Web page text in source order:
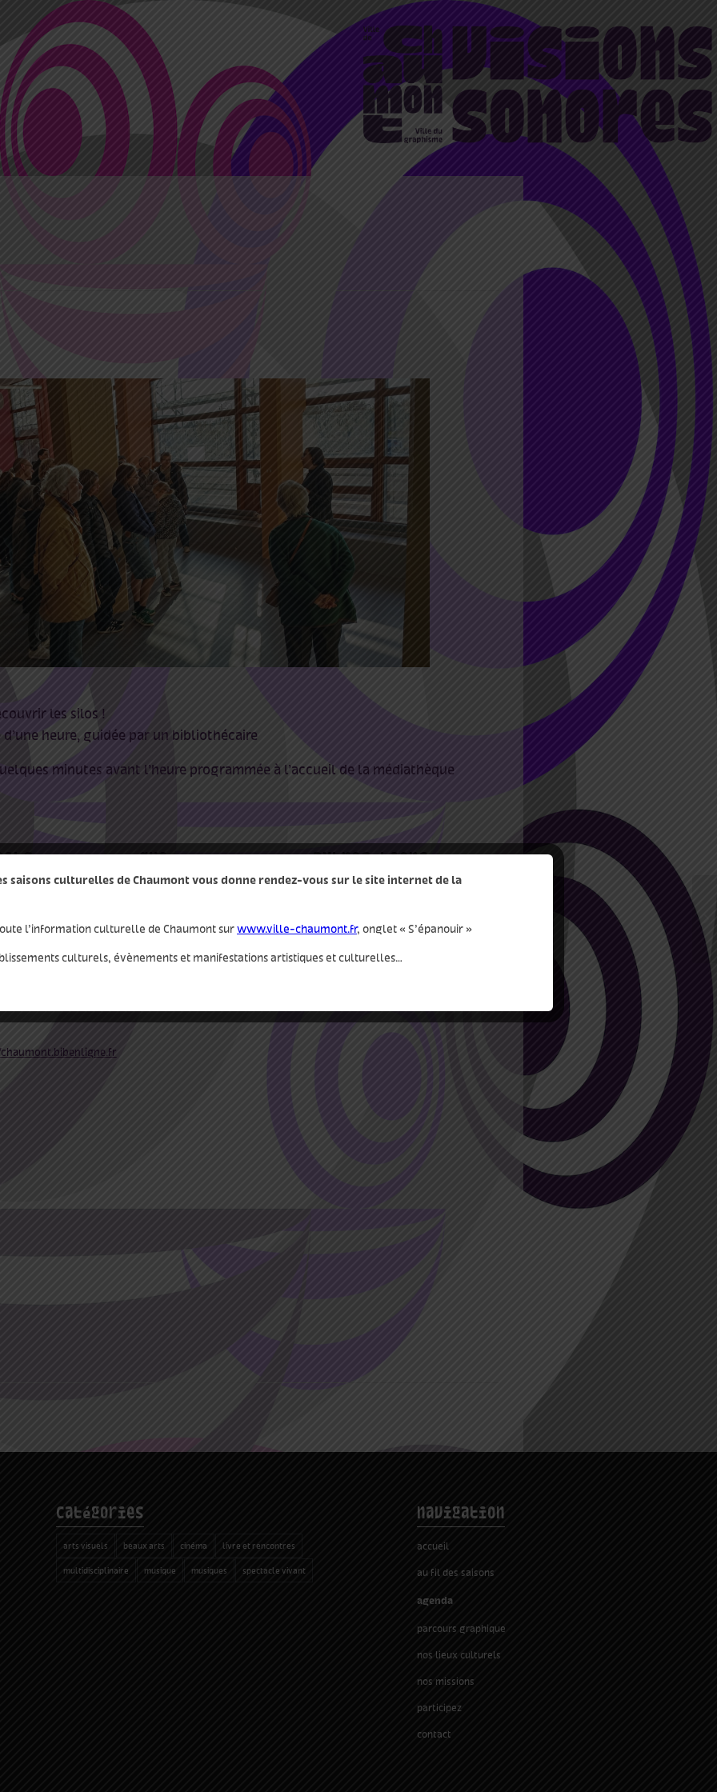
les silos !
heure, guidée par un bibliothécaire
minutes avant l’heure programmée à l’accueil de la médiathèque
qui
médiathèque les silos
autres
Facebook
mont
Instagram
catégories
arts visuels beaux arts cinéma livre et rencontres
multidisciplinaire musique musiques spectacle vivant
navigation
accueil
au fil des saisons
agenda
parcours graphique
nos lieux culturels
nos missions
participez
contact
saisons culturelles de Chaumont vous donne rendez-vous sur le site internet de la
l’information culturelle de Chaumont surwww.ville-chaumont.fr, onglet « S’épanouir »
culturels, évènements et manifestations artistiques et culturelles…